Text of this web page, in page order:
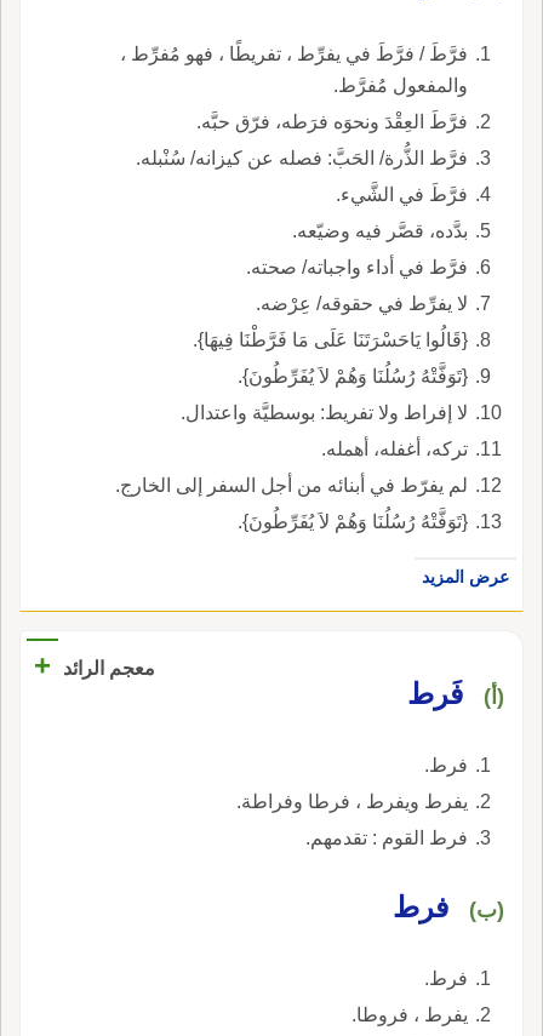
فرَّطَ / فرَّطَ في يفرِّط ، تفريطًا ، فهو مُفرِّط ،
والمفعول مُفرَّط.
فرَّطَ العِقْدَ ونحوَه فرَطه، فرّق حبَّه.
فرَّط الذُّرة/ الحَبَّ: فصله عن كيزانه/ سُنْبله.
فرَّطَ في الشَّيء.
بدَّده، قصَّر فيه وضيّعه.
فرَّط في أداء واجباته/ صحته.
لا يفرِّط في حقوقه/ عِرْضه.
{قَالُوا يَاحَسْرَتَنَا عَلَى مَا فَرَّطْنَا فِيهَا}.
{تَوَفَّتْهُ رُسُلُنَا وَهُمْ لاَ يُفَرِّطُونَ}.
لا إفراط ولا تفريط: بوسطيَّة واعتدال.
تركه، أغفله، أهمله.
لم يفرّط في أبنائه من أجل السفر إلى الخارج.
{تَوَفَّتْهُ رُسُلُنَا وَهُمْ لاَ يُفَرِّطُونَ}.
عرض المزيد
معجم الرائد +
(أ) فَرط
فرط.
يفرط ويفرط ، فرطا وفراطة.
فرط القوم : تقدمهم.
(ب) فرط
فرط.
يفرط ، فروطا.